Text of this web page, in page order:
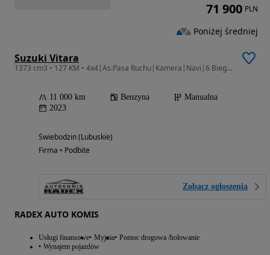
Suzuki Vitara
1373 cm3 • 127 KM • 4x4|As.Pasa Ruchu|Kamera|Navi|6 Biegów|Radar| Serwisowany|GWARANCJA|
11 000 km Benzyna
Manualna
2023
Świebodzin (Lubuskie)
Firma • Podbite
Zobacz ogłoszenia
RADEX AUTO KOMIS
Usługi finansowe Myjnia Pomoc drogowa /holowanie
Wynajem pojazdów
71 900 PLN
Poniżej średniej